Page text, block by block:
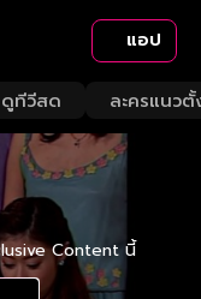
แอป
ดูทีวีสด ละครแนวตั้
Content นี้